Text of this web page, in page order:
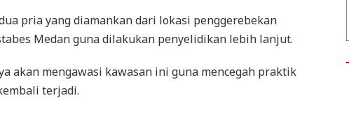
pria yang diamankan dari lokasi penggerebekan
Medan guna dilakukan penyelidikan lebih lanjut.
akan mengawasi kawasan ini guna mencegah praktik
terjadi.